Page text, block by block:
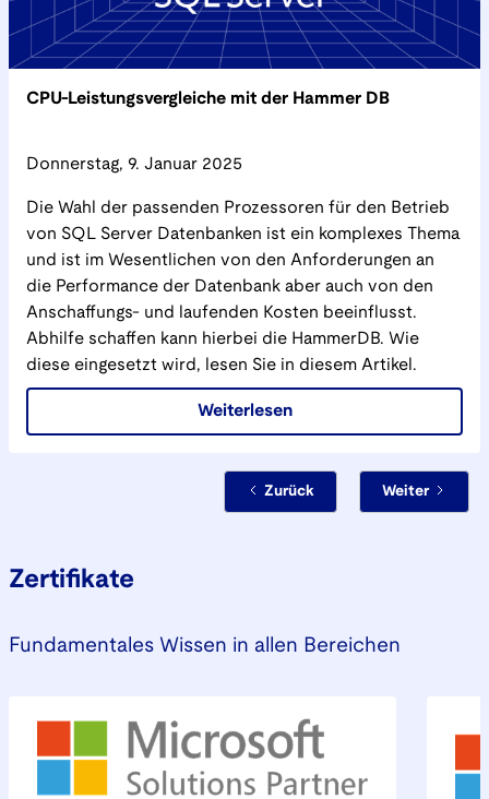
CPU-Leistungsvergleiche mit der Hammer DB
Donnerstag, 9. Januar 2025
Die Wahl der passenden Prozessoren für den Betrieb
von SQL Server Datenbanken ist ein komplexes Thema
und ist im Wesentlichen von den Anforderungen an
die Performance der Datenbank aber auch von den
Anschaffungs- und laufenden Kosten beeinflusst.
Abhilfe schaffen kann hierbei die HammerDB. Wie
diese eingesetzt wird, lesen Sie in diesem Artikel.
Weiterlesen
Zurück Weiter
Zertifikate
Fundamentales Wissen in allen Bereichen